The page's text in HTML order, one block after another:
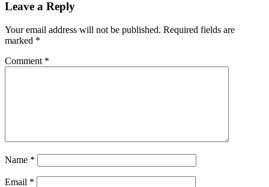
Leave a Reply
Your email address will not be published. Required fields are
marked *
Comment *
Name *
Email *